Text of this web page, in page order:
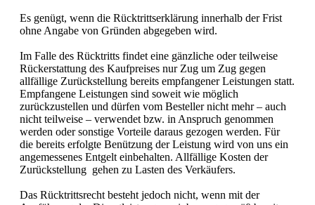
Es genügt, wenn die Rücktrittserklärung innerhalb der Frist
ohne Angabe von Gründen abgegeben wird.
Im Falle des Rücktritts findet eine gänzliche oder teilweise
Rückerstattung des Kaufpreises nur Zug um Zug gegen
allfällige Zurückstellung bereits empfangener Leistungen statt.
Empfangene Leistungen sind soweit wie möglich
zurückzustellen und dürfen vom Besteller nicht mehr – auch
nicht teilweise – verwendet bzw. in Anspruch genommen
werden oder sonstige Vorteile daraus gezogen werden. Für
die bereits erfolgte Benützung der Leistung wird von uns ein
angemessenes Entgelt einbehalten. Allfällige Kosten der
Zurückstellung gehen zu Lasten des Verkäufers.
Das Rücktrittsrecht besteht jedoch nicht, wenn mit der